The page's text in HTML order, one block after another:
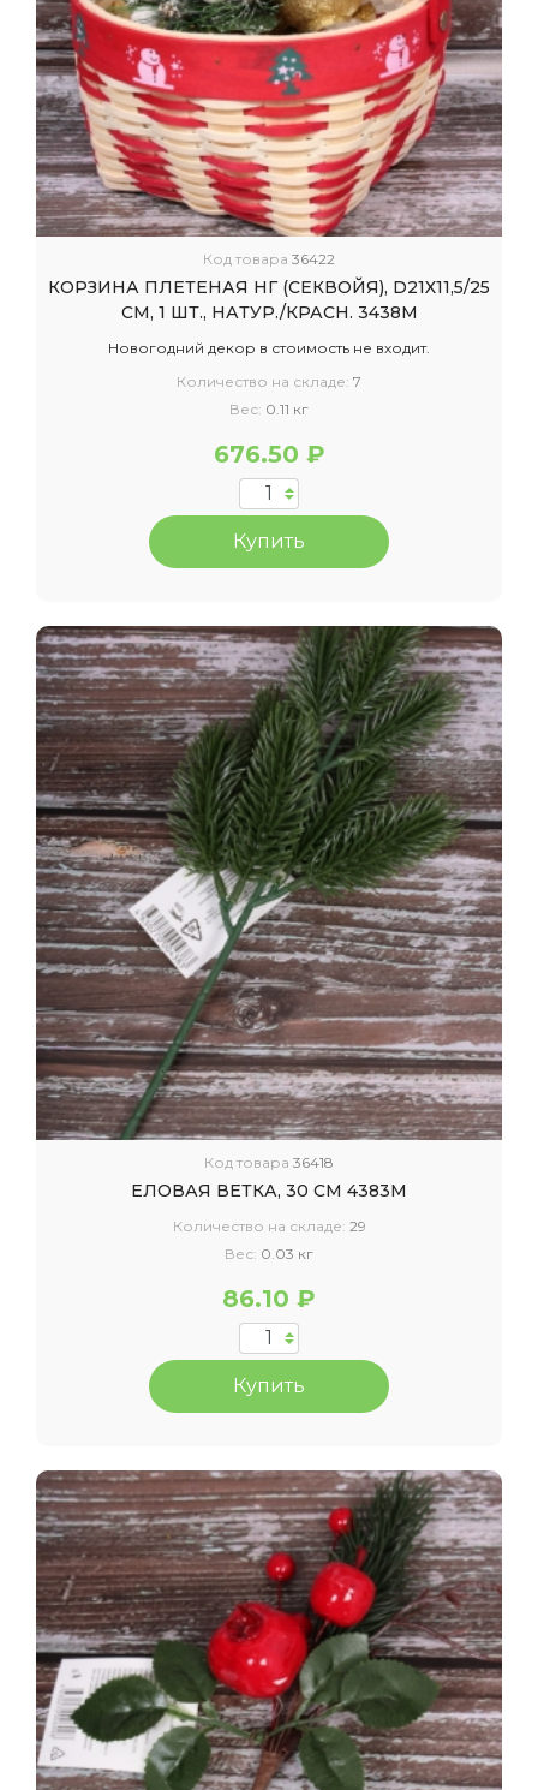
Код товара 36422
КОРЗИНА ПЛЕТЕНАЯ НГ (СЕКВОЙЯ), D21X11,5/25
СМ, 1 ШТ., НАТУР./КРАСН. 3438М
Новогодний декор в стоимость не входит.
Количество на складе: 7
Вес: 0.11 кг
676.50 ₽
Купить
Код товара 36418
ЕЛОВАЯ ВЕТКА, 30 СМ 4383М
Количество на складе: 29
Вес: 0.03 кг
86.10 ₽
Купить